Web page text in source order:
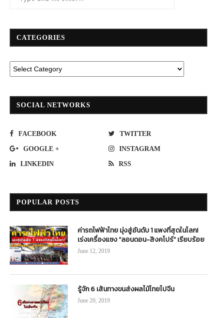
CATEGORIES
SOCIAL NETWORKS
FACEBOOK TWITTER
GOOGLE + INSTAGRAM
LINKEDIN RSS
POPULAR POSTS
ค่ารถไฟฟ้าไทย มุ่งสู่อันดับ 1 แพงที่สุดในโลก!
เร่งเครื่องแซง “ลอนดอน-สิงคโปร์” เรียบร้อย
June 12, 2019
รู้จัก 6 เส้นทางขนส่งผลไม้ไทยไปจีน
June 20, 2019